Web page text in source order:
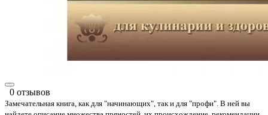
0 отзывов
Замечательная книга, как для "начинающих", так и для "профи". В ней вы